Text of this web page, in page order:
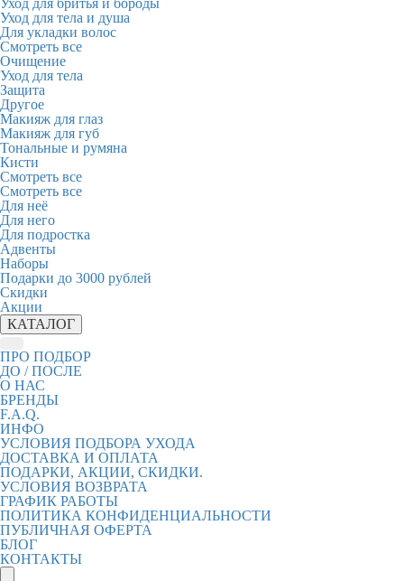
Уход для бритья и бороды
Уход для тела и душа
Для укладки волос
Смотреть все
Очищение
Уход для тела
Защита
Другое
Макияж для глаз
Макияж для губ
Тональные и румяна
Кисти
Смотреть все
Смотреть все
Для неё
Для него
Для подростка
Адвенты
Наборы
Подарки до 3000 рублей
Скидки
Акции
КАТАЛОГ
ПРО ПОДБОР
ДО / ПОСЛЕ
О НАС
БРЕНДЫ
F.A.Q.
ИНФО
УСЛОВИЯ ПОДБОРА УХОДА
ДОСТАВКА И ОПЛАТА
ПОДАРКИ, АКЦИИ, СКИДКИ.
УСЛОВИЯ ВОЗВРАТА
ГРАФИК РАБОТЫ
ПОЛИТИКА КОНФИДЕНЦИАЛЬНОСТИ
ПУБЛИЧНАЯ ОФЕРТА
БЛОГ
КОНТАКТЫ